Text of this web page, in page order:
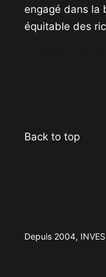
engagé dans la
équitable des
Back to top
Depuis 2004,